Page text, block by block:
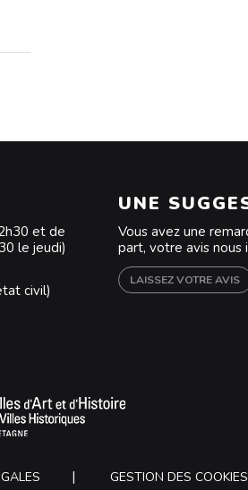
et de
le jeudi)
civil)
UNE
Vous avez une
part, votre avis nous
LAISSEZ VOTRE AVIS
Instagram
chaîne Youtube
GESTION DES COOKIES